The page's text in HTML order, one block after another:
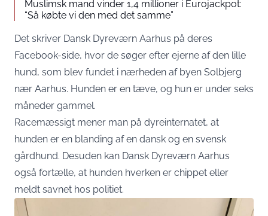
Muslimsk mand vinder 1,4 millioner i Eurojackpot:
“Så købte vi den med det samme”
Det skriver Dansk Dyreværn Aarhus på deres
Facebook-side, hvor de søger efter ejerne af den lille
hund, som blev fundet i nærheden af byen Solbjerg
nær Aarhus. Hunden er en tæve, og hun er under seks
måneder gammel.
Racemæssigt mener man på dyreinternatet, at
hunden er en blanding af en dansk og en svensk
gårdhund. Desuden kan Dansk Dyreværn Aarhus
også fortælle, at hunden hverken er chippet eller
meldt savnet hos politiet.